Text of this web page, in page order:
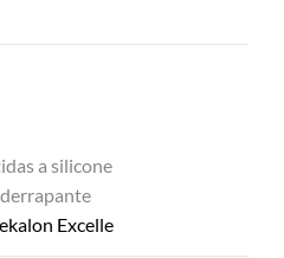
a silicone
Excelle